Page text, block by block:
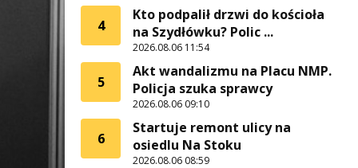
4
Kto podpalił drzwi do kościoła
na Szydłówku? Polic ...
2026.08.06 11:54
5
Akt wandalizmu na Placu NMP.
Policja szuka sprawcy
2026.08.06 09:10
6
Startuje remont ulicy na
osiedlu Na Stoku
2026.08.06 08:59